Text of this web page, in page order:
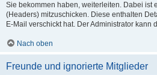
Sie bekommen haben, weiterleiten. Dabei ist
(Headers) mitzuschicken. Diese enthalten
E-Mail verschickt hat. Der Administrator kann
Nach oben
Freunde und ignorierte Mitglieder